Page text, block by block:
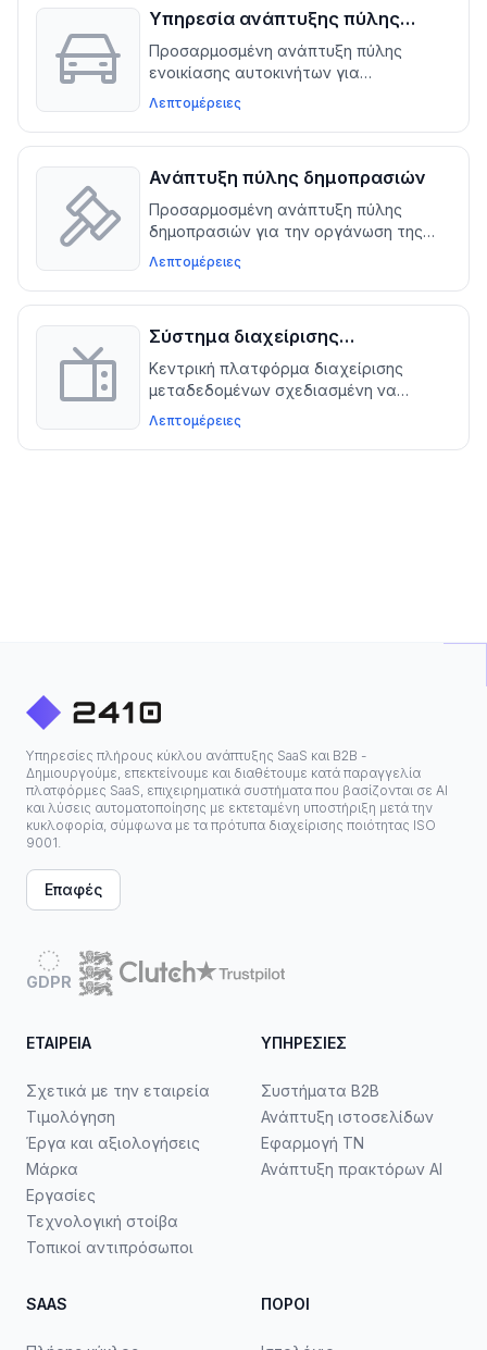
προσαρμογής
Υπηρεσία ανάπτυξης πύλης
ενοικίασης αυτοκινήτων
Προσαρμοσμένη ανάπτυξη πύλης
ενοικίασης αυτοκινήτων για
απλοποίηση των κρατήσεων, της
διαχείρισης στόλου και των
διαδικασιών πληρωμής,
μεγιστοποιώντας τα έσοδα
Λεπτομέρειες
Ανάπτυξη πύλης δημοπρασιών
Προσαρμοσμένη ανάπτυξη πύλης
δημοπρασιών για την οργάνωση της
διαχείρισης δημοπρασιών και τη
βελτίωση των επιχειρηματικών
δραστηριοτήτων
Λεπτομέρειες
Σύστημα διαχείρισης
μεταδεδομένων τηλεόρασης
Κεντρική πλατφόρμα διαχείρισης
μεταδεδομένων σχεδιασμένη να
βελτιώνει την αποδοτικότητα και να
βελτιστοποιεί τον προγραμματισμό
περιεχομένου για τηλεοπτικούς
Λεπτομέρειες
Υπηρεσίες πλήρους κύκλου ανάπτυξης SaaS και B2B -
Δημιουργούμε, επεκτείνουμε και διαθέτουμε κατά παραγγελία
πλατφόρμες SaaS, επιχειρηματικά συστήματα που βασίζονται σε ΑΙ
και λύσεις αυτοματοποίησης με εκτεταμένη υποστήριξη μετά την
κυκλοφορία, σύμφωνα με τα πρότυπα διαχείρισης ποιότητας ISO
9001.
Επαφές
GDPR
ΕΤΑΙΡΕΊΑ
Σχετικά με την εταιρεία
Τιμολόγηση
Έργα και αξιολογήσεις
Μάρκα
Εργασίες
Τεχνολογική στοίβα
Τοπικοί αντιπρόσωποι
ΥΠΗΡΕΣΊΕΣ
Συστήματα B2B
Ανάπτυξη ιστοσελίδων
Εφαρμογή ΤΝ
Ανάπτυξη πρακτόρων AI
SAAS ΠΌΡΟΙ